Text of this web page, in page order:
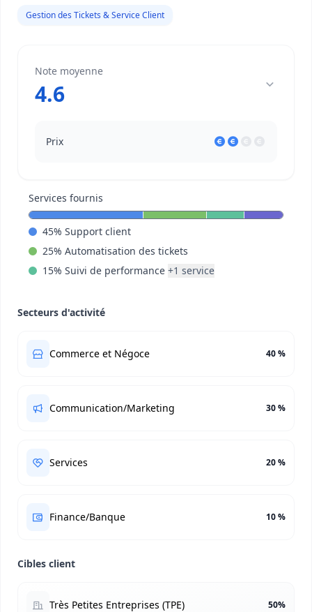
Gestion des Tickets & Service Client
Note moyenne
4.6
Prix
Services fournis
45% Support client
25% Automatisation des tickets
15% Suivi de performance +1 service
Secteurs d'activité
Commerce et Négoce 40 %
Communication/Marketing 30 %
Services 20 %
Finance/Banque 10 %
Cibles client
Très Petites Entreprises (TPE) 50%